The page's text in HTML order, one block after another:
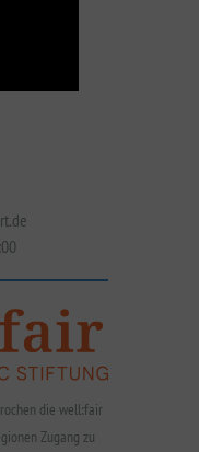
die well:fair
Zugang zu